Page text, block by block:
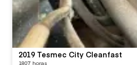
2019 Tesmec City Cleanfast
1807 horas